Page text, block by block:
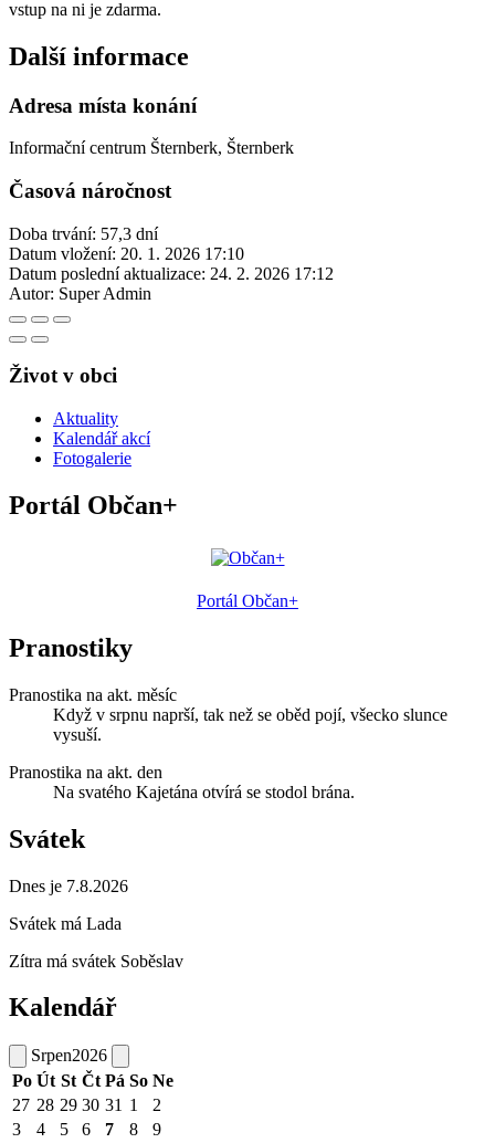
vstup na ni je zdarma.
Další informace
Adresa místa konání
Informační centrum Šternberk, Šternberk
Časová náročnost
Doba trvání: 57,3 dní
Datum vložení: 20. 1. 2026 17:10
Datum poslední aktualizace: 24. 2. 2026 17:12
Autor: Super Admin
Život v obci
Aktuality
Kalendář akcí
Fotogalerie
Portál Občan+
Portál Občan+
Pranostiky
Pranostika na akt. měsíc
Když v srpnu naprší, tak než se oběd pojí, všecko slunce
vysuší.
Pranostika na akt. den
Na svatého Kajetána otvírá se stodol brána.
Svátek
Dnes je 7.8.2026
Svátek má Lada
Zítra má svátek Soběslav
Kalendář
Srpen2026
Po Út St Čt Pá So Ne
27 28 29 30 31 1
2
3
4 5 6 7 8
9